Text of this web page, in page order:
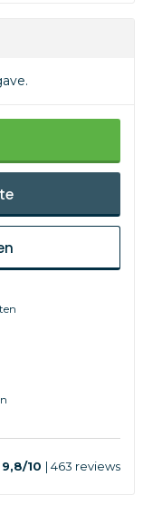
9,8/10 | 463 reviews